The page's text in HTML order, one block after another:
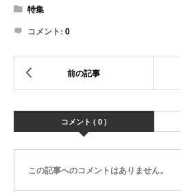
特集
コメント: 0
コメント ( 0 )
この記事へのコメントはありません。